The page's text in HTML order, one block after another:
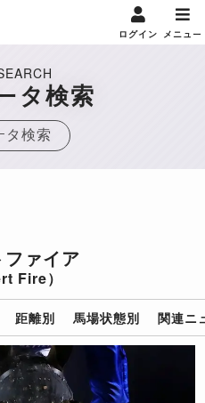
ログイン メニュー
タ検索
タ検索
ァイア
Fire）
距離別 馬場状態別 関連ニ